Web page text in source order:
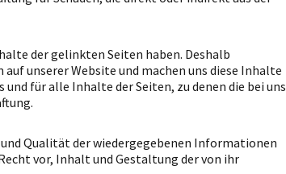
der gelinkten Seiten haben. Deshalb
unserer Website und machen uns diese Inhalte
für alle Inhalte der Seiten, zu denen die bei uns
Qualität der wiedergegebenen Informationen
vor, Inhalt und Gestaltung der von ihr